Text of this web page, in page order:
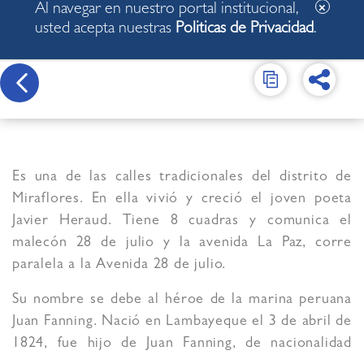
Es una de las calles tradicionales del distrito de
Miraflores. En ella vivió y creció el joven poeta
Javier Heraud. Tiene 8 cuadras y comunica el
malecón 28 de julio y la avenida La Paz, corre
paralela a la Avenida 28 de julio.
Su nombre se debe al héroe de la marina peruana
Juan Fanning. Nació en Lambayeque el 3 de abril de
1824, fue hijo de Juan Fanning, de nacionalidad
Al navegar en nuestro portal institucional,
usted acepta nuestras Politicas de Privacidad.